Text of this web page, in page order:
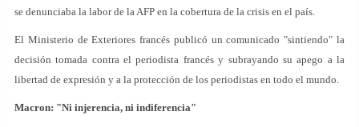
se denunciaba la labor de la AFP en la cobertura de la crisis en el país.
El Ministerio de Exteriores francés publicó un comunicado "sintiendo" la
decisión tomada contra el periodista francés y subrayando su apego a la
libertad de expresión y a la protección de los periodistas en todo el mundo.
Macron: "Ni injerencia, ni indiferencia"